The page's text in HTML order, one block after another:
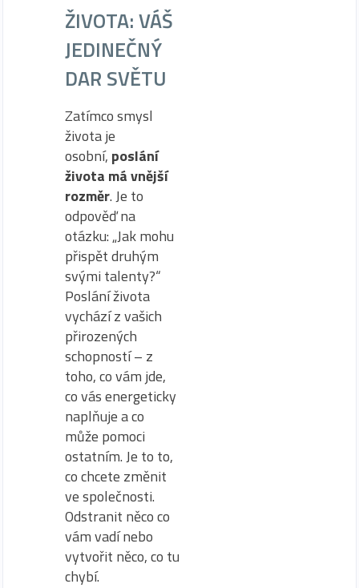
ŽIVOTA: VÁŠ
JEDINEČNÝ
DAR SVĚTU
Zatímco smysl
života je
osobní, poslání
života má vnější
rozměr. Je to
odpověď na
otázku: „Jak mohu
přispět druhým
svými talenty?“
Poslání života
vychází z vašich
přirozených
schopností – z
toho, co vám jde,
co vás energeticky
naplňuje a co
může pomoci
ostatním. Je to to,
co chcete změnit
ve společnosti.
Odstranit něco co
vám vadí nebo
vytvořit něco, co tu
chybí.